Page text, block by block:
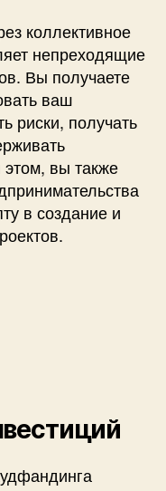
коллективное
непреходящие
Вы получаете
ваш
риски, получать
вы также
в создание и